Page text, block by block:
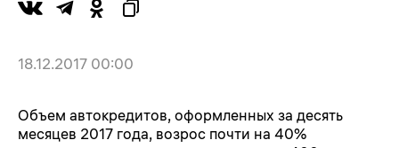
18.12.2017 00:00
Объем автокредитов, оформленных за десять
месяцев 2017 года, возрос почти на 40%